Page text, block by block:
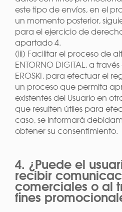
este tipo de envíos, en el
un momento posterior,
para el ejercicio de
apartado 4.
(iii) Facilitar el proceso de
ENTORNO DIGITAL, a
EROSKI, para efectuar el
un proceso que permita
existentes del Usuario en
que resulten útiles para
caso, se informará
obtener su consentimiento.
4. ¿Puede el
recibir
comerciales o al
fines